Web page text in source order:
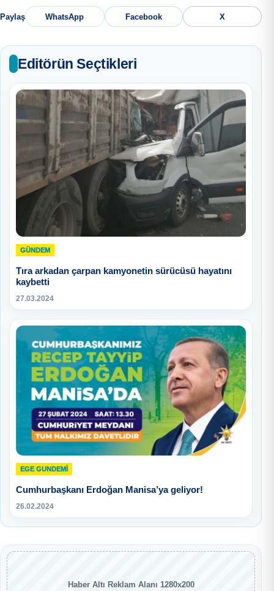
Paylaş WhatsApp Facebook X
Editörün Seçtikleri
GÜNDEM
Tıra arkadan çarpan kamyonetin sürücüsü hayatını
kaybetti
27.03.2024
EGE GUNDEMİ
Cumhurbaşkanı Erdoğan Manisa’ya geliyor!
26.02.2024
Haber Altı Reklam Alanı 1280x200